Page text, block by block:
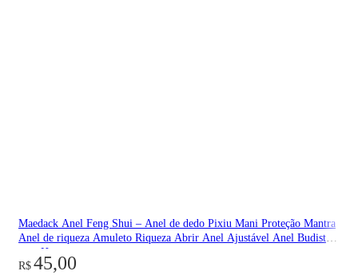
Maedack Anel Feng Shui – Anel de dedo Pixiu Mani Proteção Mantra
Anel de riqueza Amuleto Riqueza Abrir Anel Ajustável Anel Budista
para Homens
R$ 45,00